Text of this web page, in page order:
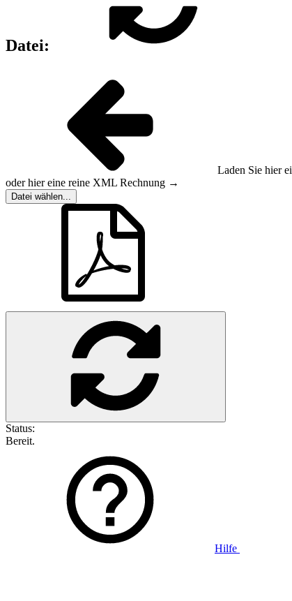
Datei:
Laden Sie hier
oder hier eine reine XML Rechnung →
Datei wählen...
Status:
Bereit.
Hilfe